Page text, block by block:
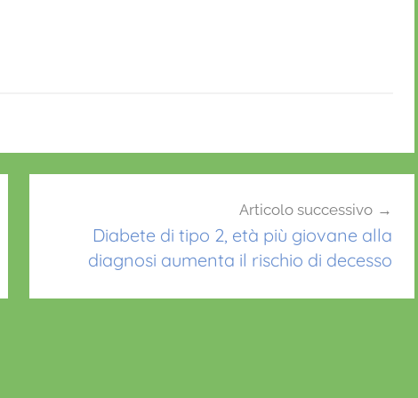
Articolo successivo
Diabete di tipo 2, età più giovane alla
diagnosi aumenta il rischio di decesso